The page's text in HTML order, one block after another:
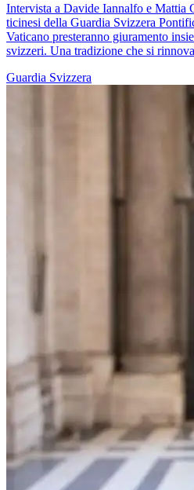
Intervista a Davide Iannalfo e Mattia
ticinesi della Guardia Svizzera
Vaticano presteranno giuramento
svizzeri. Una tradizione che si
Guardia Svizzera